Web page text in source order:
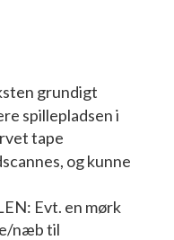
grundigt
spillepladsen i
tape
og kunne
Evt. en mørk
næb til